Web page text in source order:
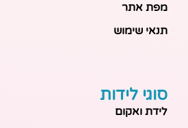
מפת אתר
תנאי שימוש
סוגי לידות
לידת ואקום